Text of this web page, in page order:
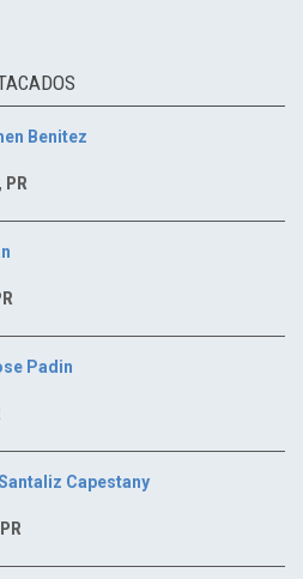
Benitez
PR
Padin
Capestany